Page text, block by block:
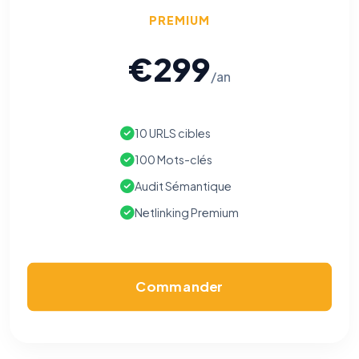
PREMIUM
€299/an
10 URLS cibles
100 Mots-clés
Audit Sémantique
Netlinking Premium
Commander